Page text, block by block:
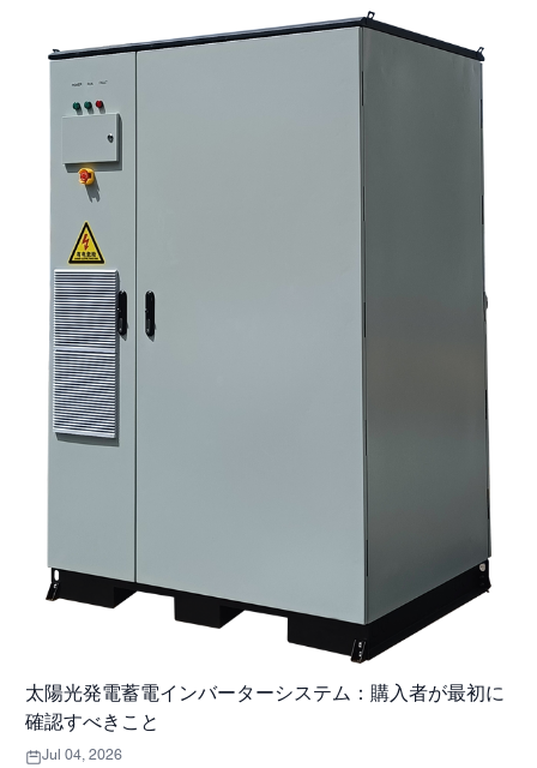
太陽光発電蓄電インバーターシステム：購入者が最初に
確認すべきこと
Jul 04, 2026